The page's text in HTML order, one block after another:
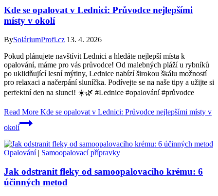
Kde se opalovat v Lednici: Průvodce nejlepšími
místy v okolí
BySoláriumProfi.cz 13. 4. 2026
Pokud plánujete navštívit Lednici a hledáte nejlepší místa k
opalování, máme pro vás průvodce! Od malebných pláží u rybníků
po uklidňující lesní mýtiny, Lednice nabízí širokou škálu možností
pro relaxaci a načerpání sluníčka. Podívejte se na naše tipy a užijte si
perfektní den na slunci! ☀️🌿 #Lednice #opalování #průvodce
Read More Kde se opalovat v Lednici: Průvodce nejlepšími místy v
okolí
Opalování| Samoopalovací přípravky
Jak odstranit fleky od samoopalovacího krému: 6
účinných metod